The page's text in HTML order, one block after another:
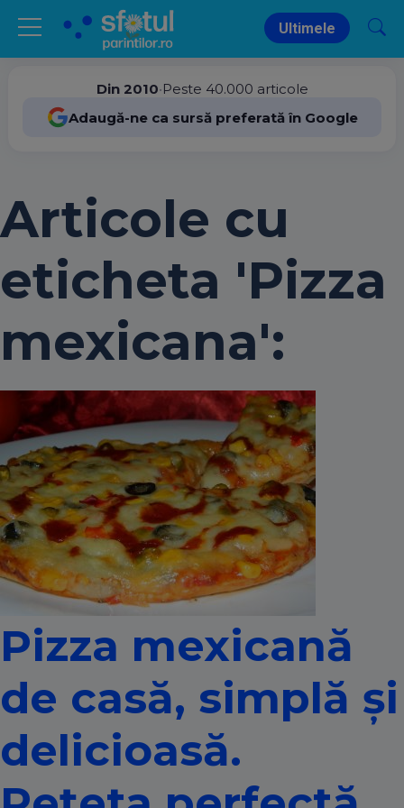
Ultimele
Din 2010•Peste 40.000 articole
Adaugă-ne ca sursă preferată în Google
Articole cu
eticheta 'Pizza
mexicana':
Pizza mexicană
de casă, simplă și
delicioasă.